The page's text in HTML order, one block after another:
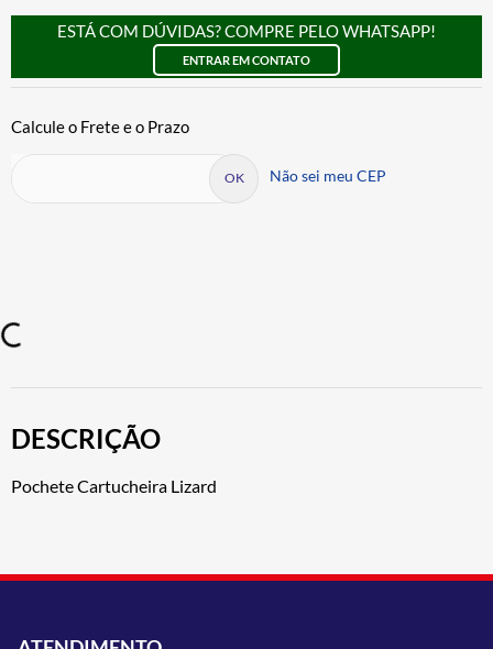
ESTÁ COM DÚVIDAS? COMPRE PELO WHATSAPP!
ENTRAR EM CONTATO
Não sei meu CEP
DESCRIÇÃO
Pochete Cartucheira Lizard